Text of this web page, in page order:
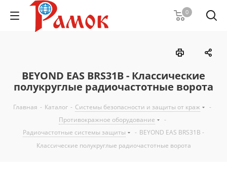
0
BEYOND EAS BRS31B - Классические
полукруглые радиочастотные ворота
Главная - Каталог - Системы безопасности и защиты от краж
-
Противокражное оборудование
-
Радиочастотные системы защиты
- BEYOND EAS BRS31B -
Классические полукруглые радиочастотные ворота